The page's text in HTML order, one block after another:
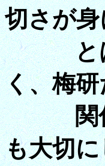
切さが
とは言
く、梅
関係が
も大切